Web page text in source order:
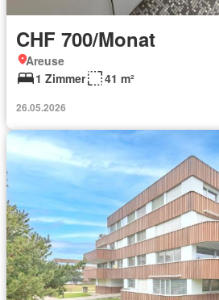
CHF 700/Monat
Areuse
1 Zimmer
41 m²
26.05.2026